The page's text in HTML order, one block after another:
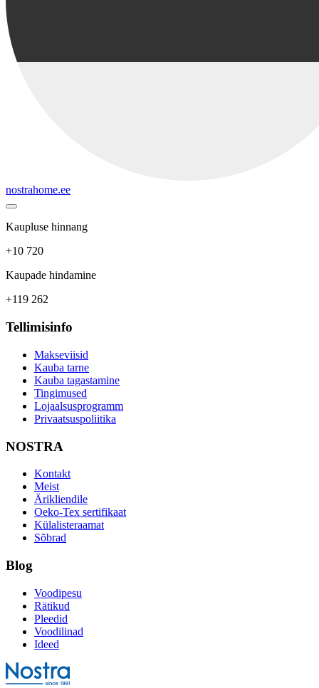
nostrahome.ee
Kaupluse hinnang
+10 720
Kaupade hindamine
+119 262
Tellimisinfo
Makseviisid
Kauba tarne
Kauba tagastamine
Tingimused
Lojaalsusprogramm
Privaatsuspoliitika
NOSTRA
Kontakt
Meist
Ärikliendile
Oeko-Tex sertifikaat
Külalisteraamat
Sõbrad
Blog
Voodipesu
Rätikud
Pleedid
Voodilinad
Ideed